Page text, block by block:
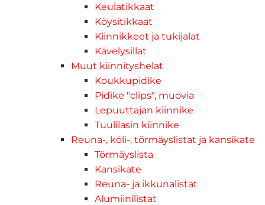
Keulatikkaat
Köysitikkaat
Kiinnikkeet ja tukijalat
Kävelysillat
Muut kiinnityshelat
Koukkupidike
Pidike "clips", muovia
Lepuuttajan kiinnike
Tuulilasin kiinnike
Reuna-, köli-, törmäyslistat ja kansikate
Törmäyslista
Kansikate
Reuna- ja ikkunalistat
Alumiinilistat